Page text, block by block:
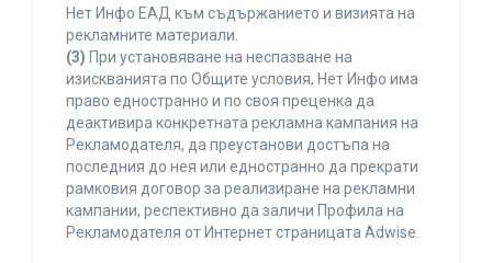
Нет Инфо ЕАД към съдържанието и визията на
рекламните материали.
(3) При установяване на неспазване на
изискванията по Общите условия, Нет Инфо има
право едностранно и по своя преценка да
деактивира конкретната рекламна кампания на
Рекламодателя, да преустанови достъпа на
последния до нея или едностранно да прекрати
рамковия договор за реализиране на рекламни
кампании, респективно да заличи Профила на
Рекламодателя от Интернет страницата Adwise.